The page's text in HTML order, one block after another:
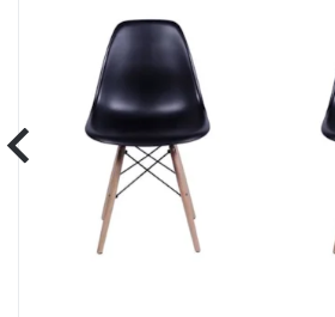
Conjunto 2 Cadeiras Eames Sem Braço
SKU K472